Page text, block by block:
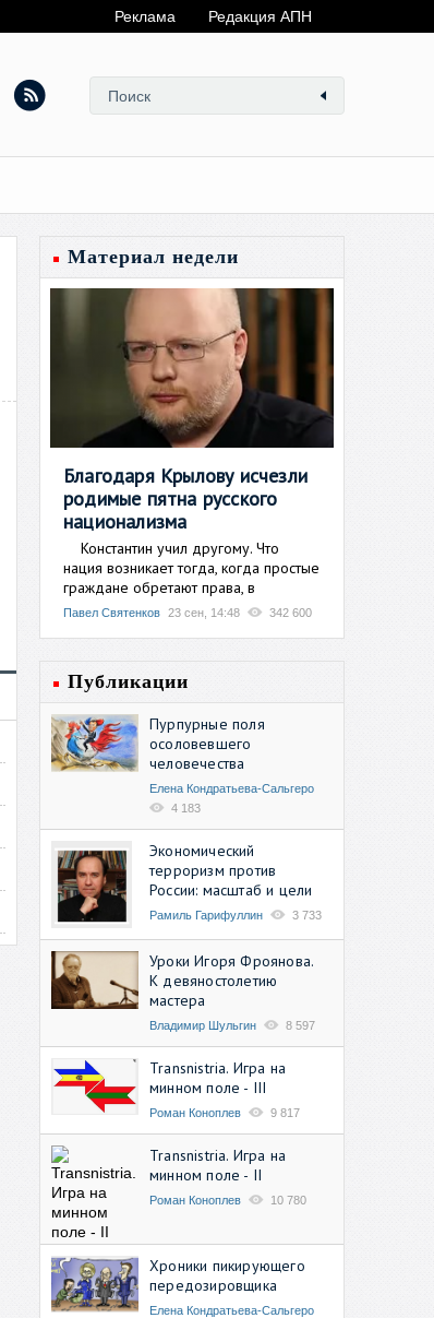
Реклама Редакция АПН
Материал недели
Благодаря Крылову исчезли
родимые пятна русского
национализма
Константин учил другому. Что
нация возникает тогда, когда простые
граждане обретают права, в
Павел Святенков 23 сен, 14:48 342 600
Публикации
Пурпурные поля
осоловевшего
человечества
Елена Кондратьева-Сальгеро
4 183
Экономический
терроризм против
России: масштаб и цели
Рамиль Гарифуллин 3 733
Уроки Игоря Фроянова.
К девяностолетию
мастера
Владимир Шульгин 8 597
Transnistria. Игра на
минном поле - III
Роман Коноплев 9 817
Transnistria. Игра на
минном поле - II
Роман Коноплев 10 780
Хроники пикирующего
передозировщика
Елена Кондратьева-Сальгеро